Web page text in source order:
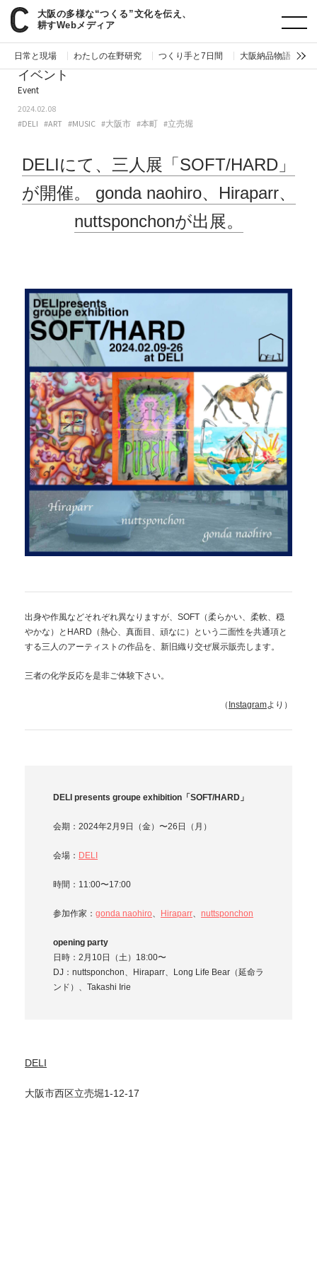
大阪の多様な“つくる”文化を伝え、
耕すWebメディア
日常と現場 わたしの在野研究 つくり手と7日間 大阪納品物語
paperC 今週のイベント
イベント
Event
2024.02.08
#DELI #ART #MUSIC #大阪市 #本町 #立売堀
DELIにて、三人展「SOFT/HARD」
が開催。
gonda naohiro、Hiraparr、
nuttsponchonが出展。
出身や作風などそれぞれ異なりますが、SOFT（柔らかい、柔軟、穏
やかな）とHARD（熱心、真面目、頑なに）という二面性を共通項と
する三人のアーティストの作品を、新旧織り交ぜ展示販売します。
三者の化学反応を是非ご体験下さい。
（ Instagramより）
DELI presents groupe exhibition「SOFT/HARD」
会期：2024年2月9日（金）〜26日（月）
会場： DELI
時間：11:00〜17:00
参加作家： gonda naohiro、 Hiraparr、 nuttsponchon
opening party
日時：2月10日（土）18:00〜
DJ：nuttsponchon、Hiraparr、Long Life Bear（延命ラ
ンド）、Takashi Irie
DELI
大阪市西区立売堀1-12-17